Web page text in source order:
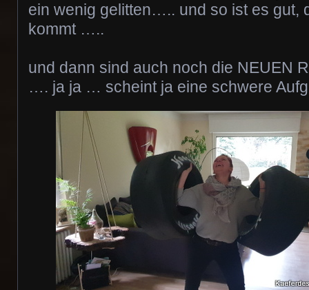
ein wenig gelitten….. und so ist es gut,
kommt …..
und dann sind auch noch die NEUEN
…. ja ja … scheint ja eine schwere